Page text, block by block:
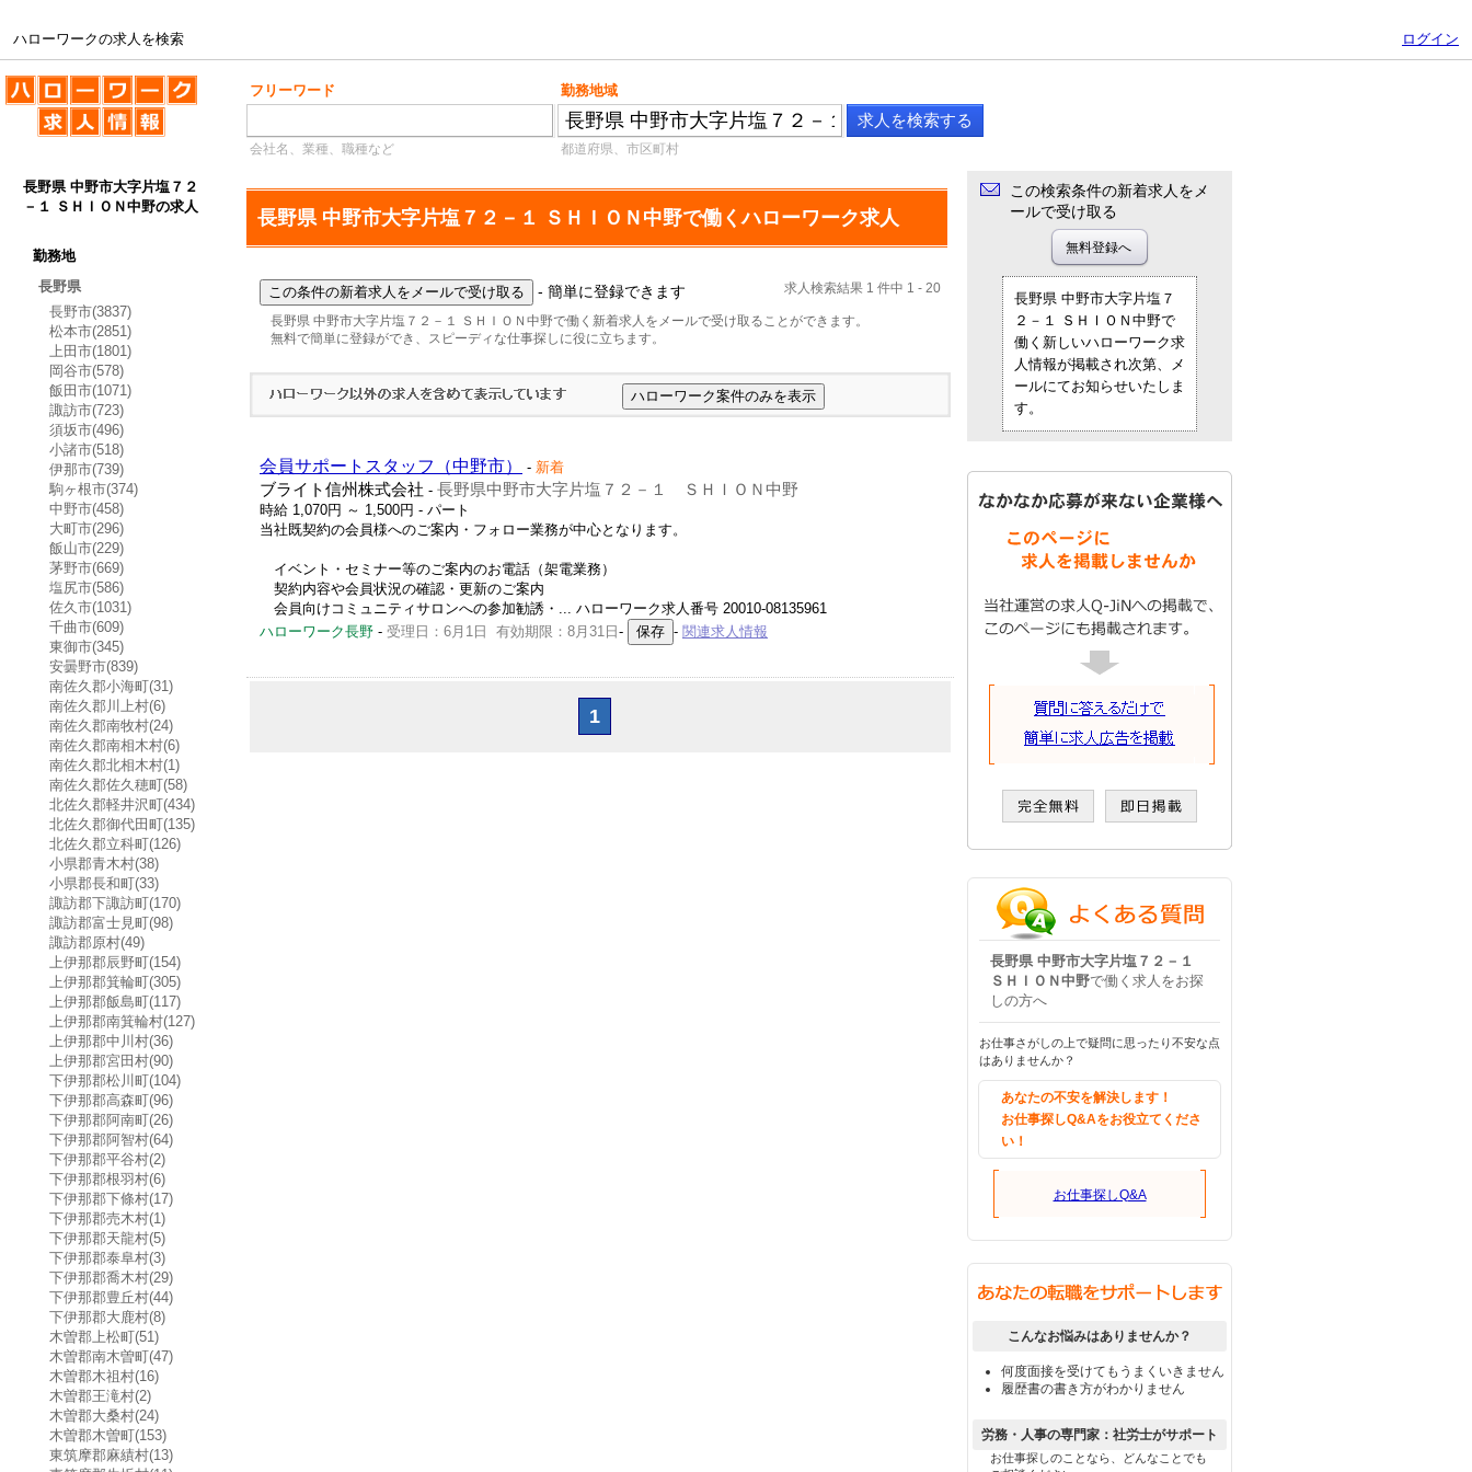
ハローワークの求人を検索 ログイン
ハローワークの求人を検索 フリーワード 勤務地域
会社名、業種、職種など 都道府県、市区町村
長野県 中野市大字片塩７２
－１ ＳＨＩＯＮ中野の求人
勤務地
長野県
長野市(3837)
松本市(2851)
上田市(1801)
岡谷市(578)
飯田市(1071)
諏訪市(723)
須坂市(496)
小諸市(518)
伊那市(739)
駒ヶ根市(374)
中野市(458)
大町市(296)
飯山市(229)
茅野市(669)
塩尻市(586)
佐久市(1031)
千曲市(609)
東御市(345)
安曇野市(839)
南佐久郡小海町(31)
南佐久郡川上村(6)
南佐久郡南牧村(24)
南佐久郡南相木村(6)
南佐久郡北相木村(1)
南佐久郡佐久穂町(58)
北佐久郡軽井沢町(434)
北佐久郡御代田町(135)
北佐久郡立科町(126)
小県郡青木村(38)
小県郡長和町(33)
諏訪郡下諏訪町(170)
諏訪郡富士見町(98)
諏訪郡原村(49)
上伊那郡辰野町(154)
上伊那郡箕輪町(305)
上伊那郡飯島町(117)
上伊那郡南箕輪村(127)
上伊那郡中川村(36)
上伊那郡宮田村(90)
下伊那郡松川町(104)
下伊那郡高森町(96)
下伊那郡阿南町(26)
下伊那郡阿智村(64)
下伊那郡平谷村(2)
下伊那郡根羽村(6)
下伊那郡下條村(17)
下伊那郡売木村(1)
下伊那郡天龍村(5)
下伊那郡泰阜村(3)
下伊那郡喬木村(29)
下伊那郡豊丘村(44)
下伊那郡大鹿村(8)
木曽郡上松町(51)
木曽郡南木曽町(47)
木曽郡木祖村(16)
木曽郡王滝村(2)
木曽郡大桑村(24)
木曽郡木曽町(153)
東筑摩郡麻績村(13)
長野県 中野市大字片塩７２－１ ＳＨＩＯＮ中野で働くハローワーク求人
求人検索結果 1 件中 1 - 20
- 簡単に登録できます
長野県 中野市大字片塩７２－１ ＳＨＩＯＮ中野で働く新着求人をメールで受け取ることができます。
無料で簡単に登録ができ、スピーディな仕事探しに役に立ちます。
会員サポートスタッフ（中野市） - 新着
ブライト信州株式会社 - 長野県中野市大字片塩７２－１ ＳＨＩＯＮ中野
時給 1,070円 ～ 1,500円 - パート
当社既契約の会員様へのご案内・フォロー業務が中心となります。
イベント・セミナー等のご案内のお電話（架電業務）
契約内容や会員状況の確認・更新のご案内
会員向けコミュニティサロンへの参加勧誘・... ハローワーク求人番号 20010-08135961
ハローワーク長野 - 受理日：6月1日 有効期限：8月31日 - - 関連求人情報
1
この検索条件の新着求人をメ
ールで受け取る
長野県 中野市大字片塩７
２－１ ＳＨＩＯＮ中野で
働く新しいハローワーク求
人情報が掲載され次第、メ
ールにてお知らせいたしま
す。
長野県 中野市大字片塩７２－１
ＳＨＩＯＮ中野で働く求人をお探
しの方へ
お仕事さがしの上で疑問に思ったり不安な点
はありませんか？
あなたの不安を解決します！
お仕事探しQ&Aをお役立てくださ
い！
お仕事探しQ&A
こんなお悩みはありませんか？
何度面接を受けてもうまくいきません
履歴書の書き方がわかりません
労務・人事の専門家：社労士がサポート
お仕事探しのことなら、どんなことでも